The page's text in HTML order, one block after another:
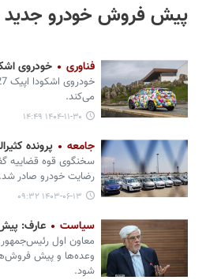
پیش فروش خودرو جدید
فناوری خودروی اشکودا اپیک
می‌کند.
۱۴۰۴-۱۱-۳۰ ۱۴:۴۹
جامعه پرونده
سخنگوی قوه قضاییه
رضایت خودرو صادر شد.
۱۴۰۳-۰۶-۱۳ ۰۹:۳۲
سیاست عارف:
معاون اول رئیس‌جمهور
وعده‌ها و پیش
شود.